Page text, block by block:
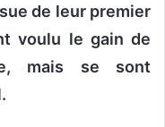
de leur premier
voulu le gain de
mais se sont